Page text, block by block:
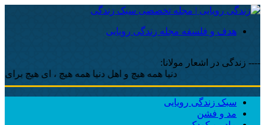
هدف و فلسفه مجله زندگی رویایی
---- زندگی در اشعار مولانا:
دنیا همه هیچ و اهل دنیا همه هیچ ، ‌ای هیچ برای هیچ بر
سبک زندگی رویایی
مد و فشن